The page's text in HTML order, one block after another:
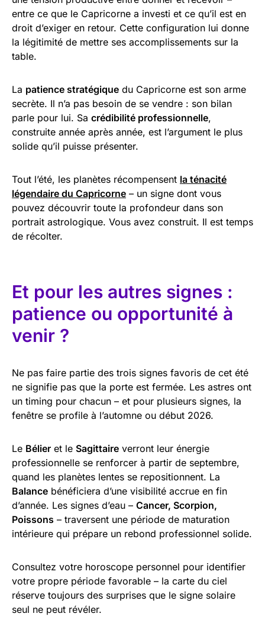
entre ce que le Capricorne a investi et ce qu’il est en
droit d’exiger en retour. Cette configuration lui donne
la légitimité de mettre ses accomplissements sur la
table.
La patience stratégique du Capricorne est son arme
secrète. Il n’a pas besoin de se vendre : son bilan
parle pour lui. Sa crédibilité professionnelle,
construite année après année, est l’argument le plus
solide qu’il puisse présenter.
Tout l’été, les planètes récompensent la ténacité
légendaire du Capricorne – un signe dont vous
pouvez découvrir toute la profondeur dans son
portrait astrologique. Vous avez construit. Il est temps
de récolter.
Et pour les autres signes :
patience ou opportunité à
venir ?
Ne pas faire partie des trois signes favoris de cet été
ne signifie pas que la porte est fermée. Les astres ont
un timing pour chacun – et pour plusieurs signes, la
fenêtre se profile à l’automne ou début 2026.
Le Bélier et le Sagittaire verront leur énergie
professionnelle se renforcer à partir de septembre,
quand les planètes lentes se repositionnent. La
Balance bénéficiera d’une visibilité accrue en fin
d’année. Les signes d’eau – Cancer, Scorpion,
Poissons – traversent une période de maturation
intérieure qui prépare un rebond professionnel solide.
Consultez votre horoscope personnel pour identifier
votre propre période favorable – la carte du ciel
réserve toujours des surprises que le signe solaire
seul ne peut révéler.